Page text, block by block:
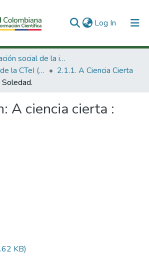
Log In (current)
2. Apropiación social de la información en Ciencia Tecnología e Innovación
2.1 Divulgación de la CTeI (Nueva)
2.1.1. A Ciencia Cierta
A ciencia cierta :
KB)